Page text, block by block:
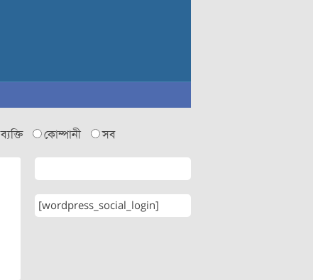
ব্যক্তি কোম্পানী সব
[wordpress_social_login]